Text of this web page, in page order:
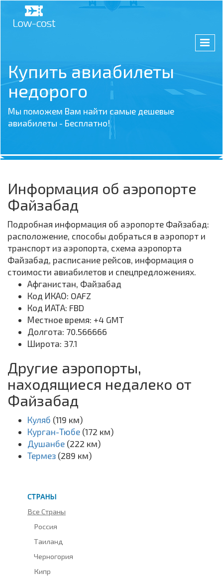
Купить авиабилеты
недорого
Мы поможем Вам найти самые дешевые
авиабилеты - Бесплатно!
Информация об аэропорте
Файзабад
Подробная информация об аэропорте Файзабад:
расположение, способы добраться в аэропорт и
транспорт из аэропорта, схема аэропорта
Файзабад, расписание рейсов, информация о
стоимости авиабилетов и спецпредложениях.
Афганистан, Файзабад
Код ИКАО: OAFZ
Код ИАТА: FBD
Местное время: +4 GMT
Долгота: 70.566666
Широта: 37.1
Другие аэропорты,
находящиеся недалеко от
Файзабад
Куляб (119 км)
Курган-Тюбе (172 км)
Душанбе (222 км)
Термез (289 км)
СТРАНЫ
Все Страны
Россия
Таиланд
Черногория
Кипр